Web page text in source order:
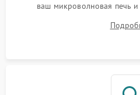
ваш микроволновая печь и